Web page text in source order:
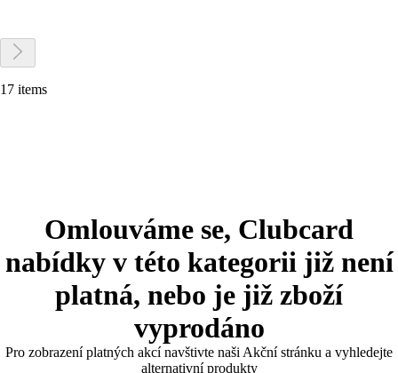
17 items
Omlouváme se, Clubcard
nabídky v této kategorii již není
platná, nebo je již zboží
vyprodáno
Pro zobrazení platných akcí navštivte naši Akční stránku a vyhledejte
alternativní produkty